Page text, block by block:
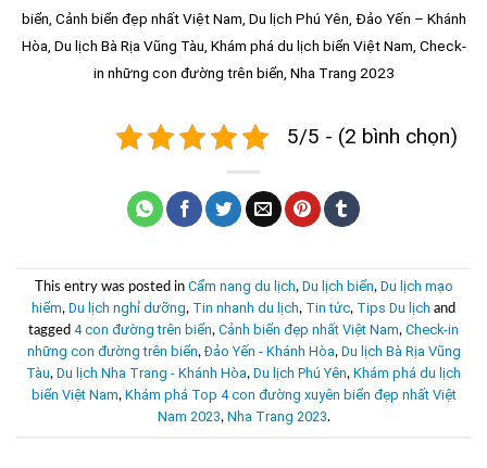
biển, Cảnh biển đẹp nhất Việt Nam, Du lịch Phú Yên, Đảo Yến – Khánh
Hòa, Du lịch Bà Rịa Vũng Tàu, Khám phá du lịch biển Việt Nam, Check-
in những con đường trên biển, Nha Trang 2023
5/5 - (2 bình chọn)
This entry was posted in Cẩm nang du lịch, Du lịch biển, Du lịch mạo
hiểm, Du lịch nghỉ dưỡng, Tin nhanh du lịch, Tin tức, Tips Du lịch and
tagged 4 con đường trên biển, Cảnh biển đẹp nhất Việt Nam, Check-in
những con đường trên biển,Đảo Yến - Khánh Hòa, Du lịch Bà Rịa Vũng
Tàu, Du lịch Nha Trang - Khánh Hòa, Du lịch Phú Yên, Khám phá du lịch
biển Việt Nam, Khám phá Top 4 con đường xuyên biển đẹp nhất Việt
Nam 2023, Nha Trang 2023.